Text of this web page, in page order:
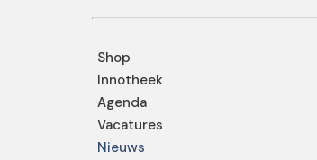
Shop
Innotheek
Agenda
Vacatures
Nieuws